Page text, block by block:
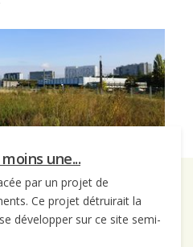
une...
par un projet de
Ce projet détruirait la
développer sur ce site semi-